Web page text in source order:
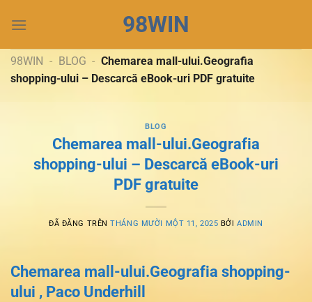
đến
dung
98WIN
98WIN - BLOG - Chemarea mall-ului.Geografia
shopping-ului – Descarcă eBook-uri PDF gratuite
BLOG
Chemarea mall-ului.Geografia
shopping-ului – Descarcă eBook-uri
PDF gratuite
ĐÃ ĐĂNG TRÊNTHÁNG MƯỜI MỘT 11, 2025 BỞIADMIN
Chemarea mall-ului.Geografia shopping-
ului , Paco Underhill